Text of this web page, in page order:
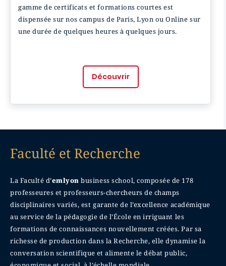
gamme de certificats et formations courtes est
dispensée sur nos campus de Paris, Lyon ou Online sur
une durée de quelques heures à quelques jours.
Découvrir
Faculté et Recherche
La Faculté d’emlyon business school, composée de 178
professeures et professeurs-chercheurs de champs
disciplinaires variés, est garante de l’excellence académique
au service de la pédagogie de l’École en irriguant les
formations de connaissances nouvellement créées. Par sa
richesse de production dans la Recherche, elle dynamise la
conversation scientifique et alimente le débat public,